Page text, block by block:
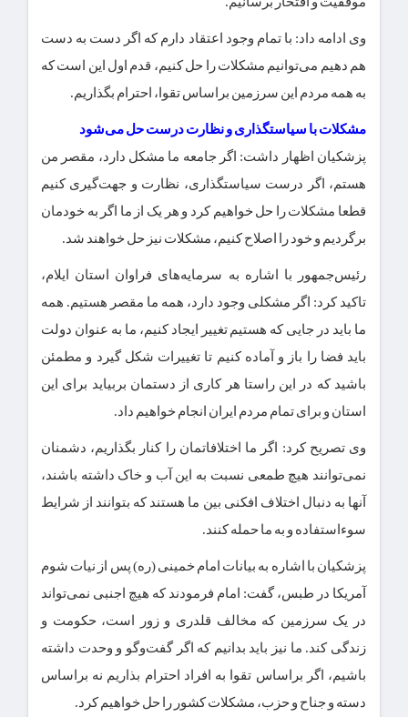
وی ادامه داد: با تمام وجود اعتقاد دارم که اگر دست به دست
هم دهیم می‌توانیم مشکلات را حل کنیم، قدم اول این است که
به همه مردم این سرزمین براساس تقوا، احترام بگذاریم.
مشکلات با سیاستگذاری و نظارت درست حل می‌شود
پزشکیان اظهار داشت: اگر جامعه ما مشکل دارد، مقصر من
هستم، اگر درست سیاستگذاری، نظارت و جهت‌گیری کنیم
قطعا مشکلات را حل خواهیم کرد و هر یک از ما اگر به خودمان
برگردیم و خود را اصلاح کنیم، مشکلات نیز حل خواهند شد.
رئیس‌جمهور با اشاره به سرمایه‌های فراوان استان ایلام،
تاکید کرد: اگر مشکلی وجود دارد، همه ما مقصر هستیم. همه
ما باید در جایی که هستیم تغییر ایجاد کنیم، ما به عنوان دولت
باید فضا را باز و آماده کنیم تا تغییرات شکل گیرد و مطمئن
باشید که در این راستا هر کاری از دستمان بربیاید برای این
استان و برای تمام مردم ایران انجام خواهیم داد.
وی تصریح کرد: اگر ما اختلافاتمان را کنار بگذاریم، دشمنان
نمی‌توانند هیچ طمعی نسبت به این آب و خاک داشته باشند،
آنها به دنبال اختلاف افکنی بین ما هستند که بتوانند از شرایط
سوءاستفاده و به ما حمله کنند.
پزشکیان با اشاره به بیانات امام خمینی (ره) پس از نیات شوم
آمریکا در طبس، گفت: امام فرمودند که هیچ اجنبی نمی‌تواند
در یک سرزمین که مخالف قلدری و زور است، حکومت و
زندگی کند. ما نیز باید بدانیم که اگر گفت‌وگو و وحدت داشته
باشیم، اگر براساس تقوا به افراد احترام بذاریم نه براساس
دسته و جناح و حزب، مشکلات کشور را حل خواهیم کرد.